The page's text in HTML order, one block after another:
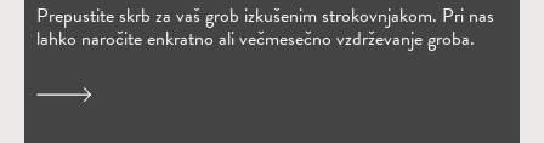
Prepustite skrb za vaš grob izkušenim strokovnjakom. Pri nas
lahko naročite enkratno ali večmesečno vzdrževanje groba.